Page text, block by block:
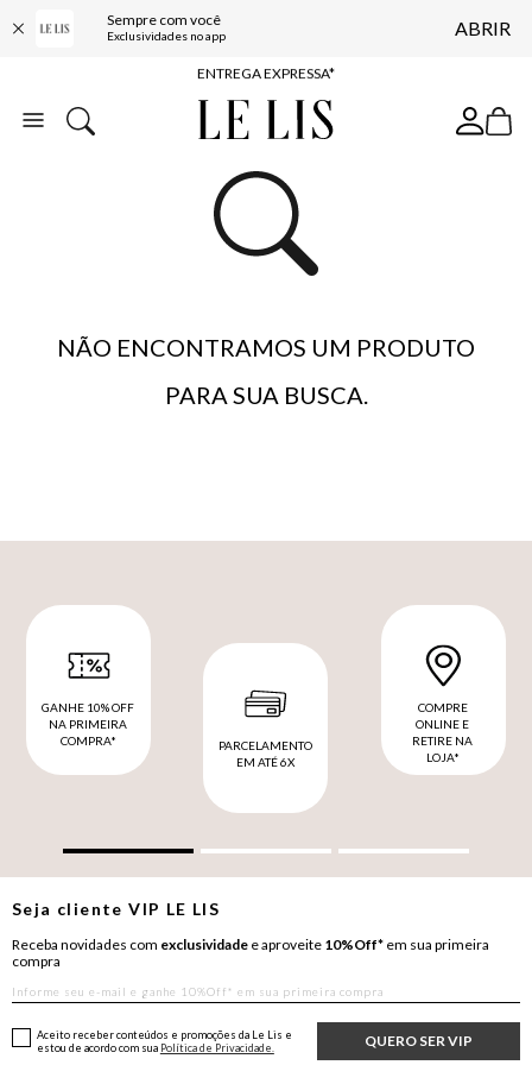
Sempre com você
Exclusividades no app ABRIR
COMPRE ONLINE E RETIRE EM LOJA*
ENTREGA EXPRESSA*
FRETE GRÁTIS*
10% OFF NA PRIMEIRA COMPRA*
NÃO ENCONTRAMOS UM PRODUTO
PARA SUA BUSCA.
GANHE 10% OFF
NA PRIMEIRA
COMPRA*
PARCELAMENTO
EM ATÉ 6X
COMPRE
ONLINE E
RETIRE NA
LOJA*
Seja clienteVIP LE LIS
Receba novidades com exclusividade e aproveite 10%Off* em sua primeira
compra
QUERO SER VIP
Aceito receber conteúdos e promoções da Le Lis e
estou de acordo com sua Política de Privacidade.